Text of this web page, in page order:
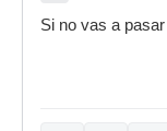
Si no vas a